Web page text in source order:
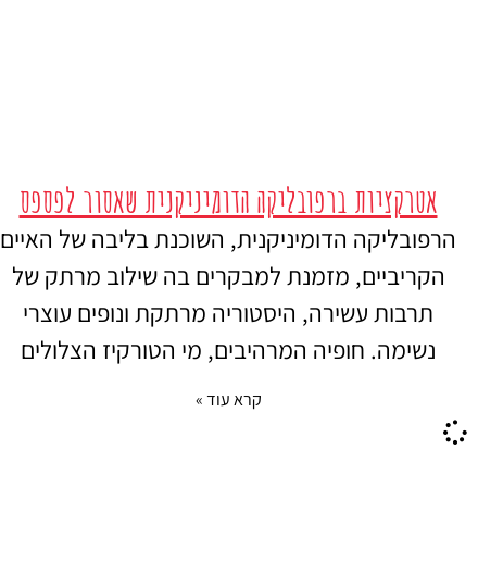
אטרקציות ברפובליקה הדומיניקנית שאסור לפספס
הרפובליקה הדומיניקנית, השוכנת בליבה של האיים
הקריביים, מזמנת למבקרים בה שילוב מרתק של
תרבות עשירה, היסטוריה מרתקת ונופים עוצרי
נשימה. חופיה המרהיבים, מי הטורקיז הצלולים
קרא עוד »